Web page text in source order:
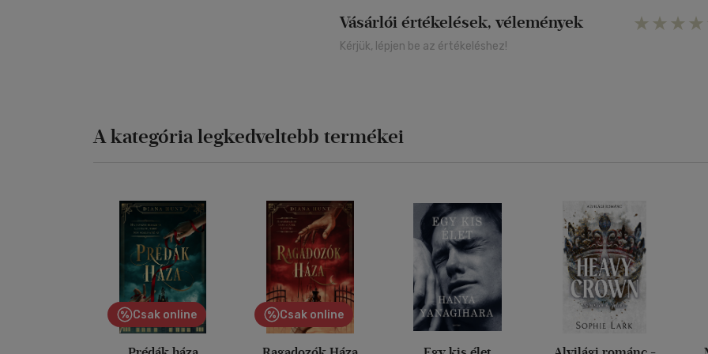
Vásárlói értékelések, vélemények
Kérjük, lépjen be az értékeléshez!
A kategória legkedveltebb termékei
Csak online Csak online